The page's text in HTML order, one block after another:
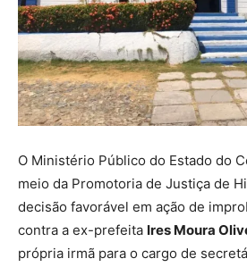
O Ministério Público do Estado do
meio da Promotoria de Justiça de
decisão favorável em ação de
contra a ex-prefeita Ires Moura
própria irmã para o cargo de